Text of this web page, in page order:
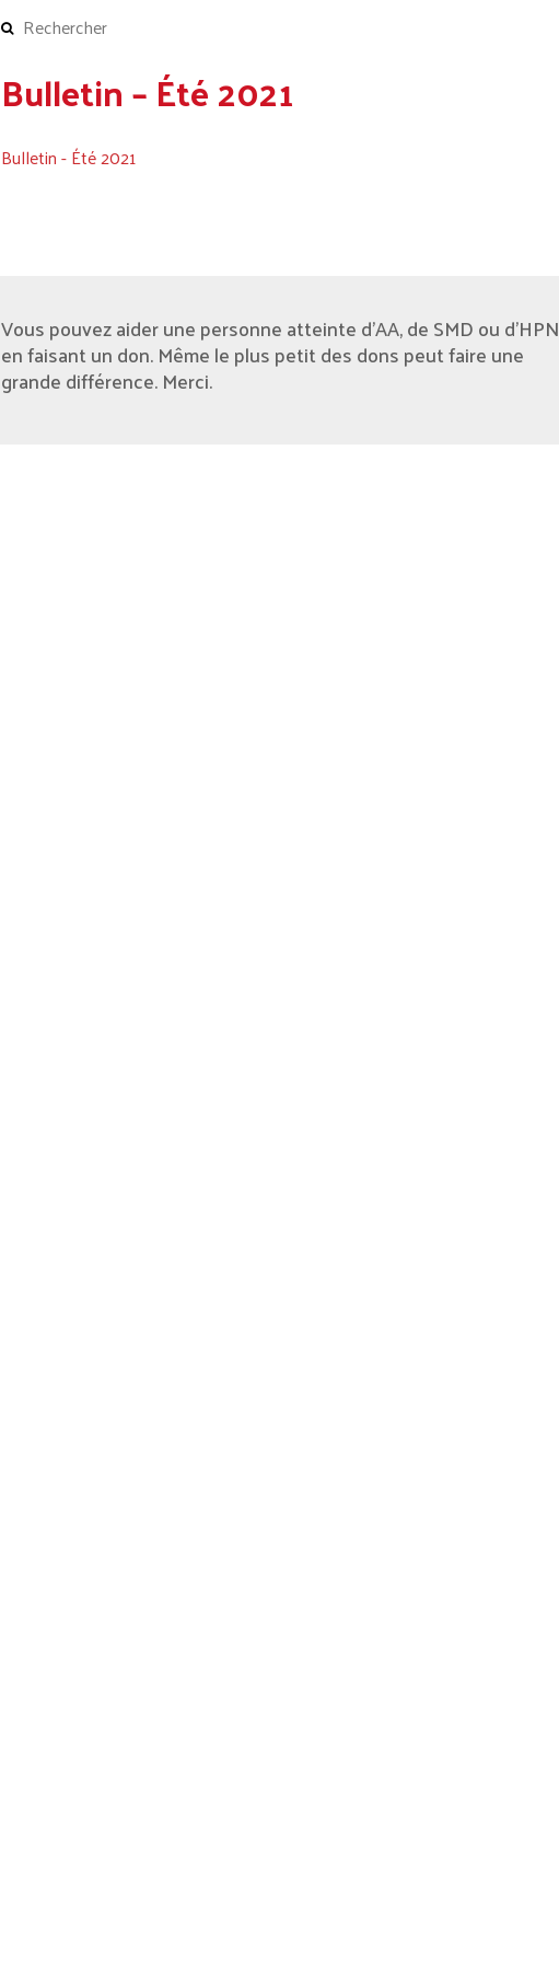
Bulletin – Été 2021
Bulletin - Été 2021
Vous pouvez aider une personne atteinte d'AA, de SMD ou d’HPN
en faisant un don. Même le plus petit des dons peut faire une
grande différence. Merci.